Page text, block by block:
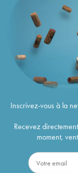
Inscrivez-vous à la
Recevez
moment,